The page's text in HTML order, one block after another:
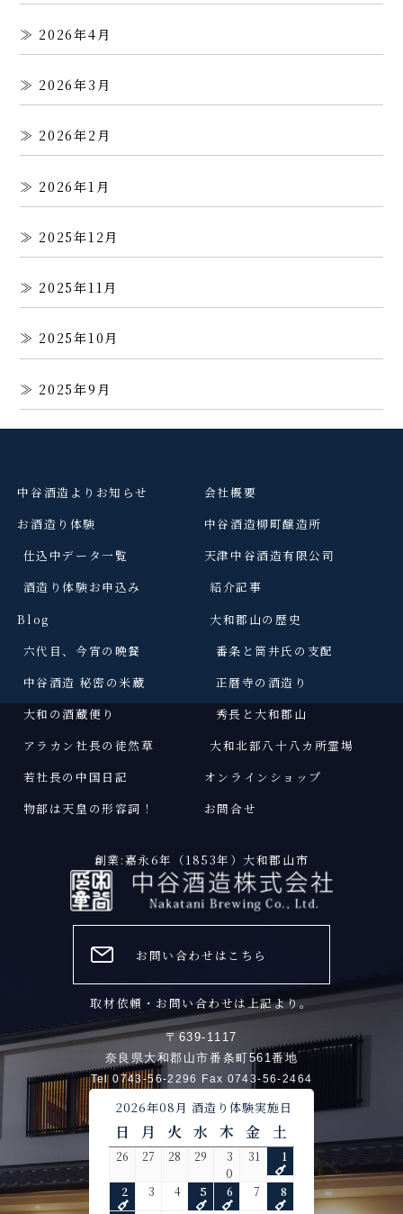
2026年4月
2026年3月
2026年2月
2026年1月
2025年12月
2025年11月
2025年10月
2025年9月
中谷酒造よりお知らせ
お酒造り体験
仕込中データ一覧
酒造り体験お申込み
Blog
六代目、今宵の晩餐
中谷酒造 秘密の米蔵
大和の酒蔵便り
アラカン社長の徒然草
若社長の中国日記
物部は天皇の形容詞 ！
会社概要
中谷酒造柳町醸造所
天津中谷酒造有限公司
紹介記事
大和郡山の歴史
番条と筒井氏の支配
正暦寺の酒造り
秀長と大和郡山
大和北部八十八カ所霊場
オンラインショップ
お問合せ
創業:嘉永6年（1853年）大和郡山市
お問い合わせはこちら
取材依頼・お問い合わせは上記より。
〒639-1117
奈良県大和郡山市番条町561番地
Tel 0743-56-2296 Fax 0743-56-2464